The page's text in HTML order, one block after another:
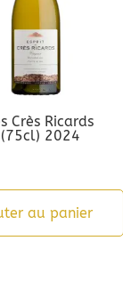
Crès Ricards
2024
au panier